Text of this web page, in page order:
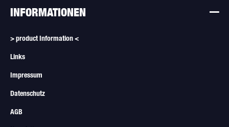
INFORMATIONEN
> product Information <
Links
Impressum
Datenschutz
AGB